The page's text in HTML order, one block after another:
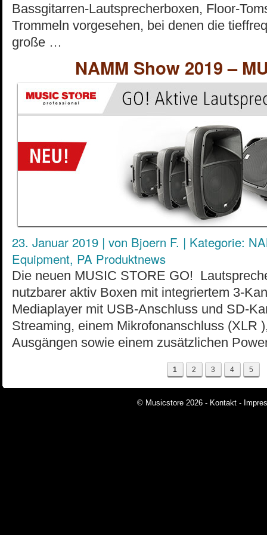
Bassgitarren-Lautsprecherboxen, Floor-
Trommeln vorgesehen, bei denen die
große …
NAMM Show 2019 –
23. Januar 2019 | von Bjoern F. | Kategorie:
Equipment, PA Produktnews
Die neuen MUSIC STORE GO!
nutzbarer aktiv Boxen mit integriertem 3-
Mediaplayer mit USB-Anschluss und SD-
Streaming, einem Mikrofonanschluss (XLR
Ausgängen sowie einem zusätzlichen
1 2 3 4 5
© Musicstore 2026 - Kontakt -